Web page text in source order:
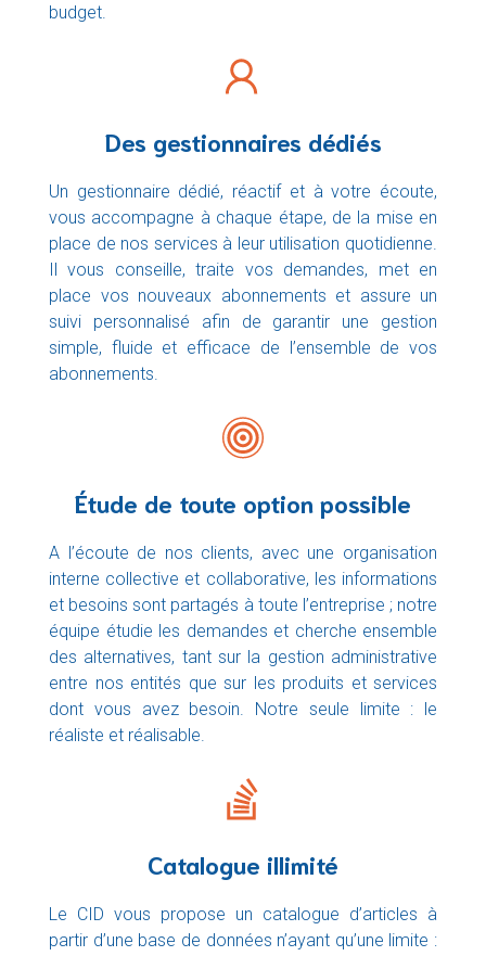
budget.
Des gestionnaires dédiés
Un gestionnaire dédié, réactif et à votre écoute,
vous accompagne à chaque étape, de la mise en
place de nos services à leur utilisation quotidienne.
Il vous conseille, traite vos demandes, met en
place vos nouveaux abonnements et assure un
suivi personnalisé afin de garantir une gestion
simple, fluide et efficace de l’ensemble de vos
abonnements.
Étude de toute option possible
A l’écoute de nos clients, avec une organisation
interne collective et collaborative, les informations
et besoins sont partagés à toute l’entreprise ; notre
équipe étudie les demandes et cherche ensemble
des alternatives, tant sur la gestion administrative
entre nos entités que sur les produits et services
dont vous avez besoin. Notre seule limite : le
réaliste et réalisable.
Catalogue illimité
Le CID vous propose un catalogue d’articles à
partir d’une base de données n’ayant qu’une limite :